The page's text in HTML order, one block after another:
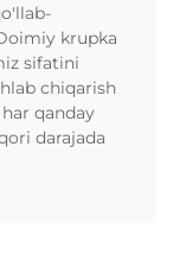
krupka
sifatini
chiqarish
qanday
darajada